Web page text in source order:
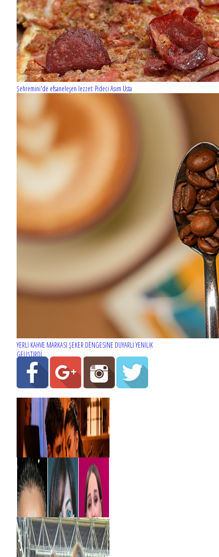
Şehremini'de efsaneleşen lezzet: Pideci Asım Usta
YERLİ KAHVE MARKASI ŞEKER DENGESİNE DUYARLI YENİLİK
GELİŞTİRDİ